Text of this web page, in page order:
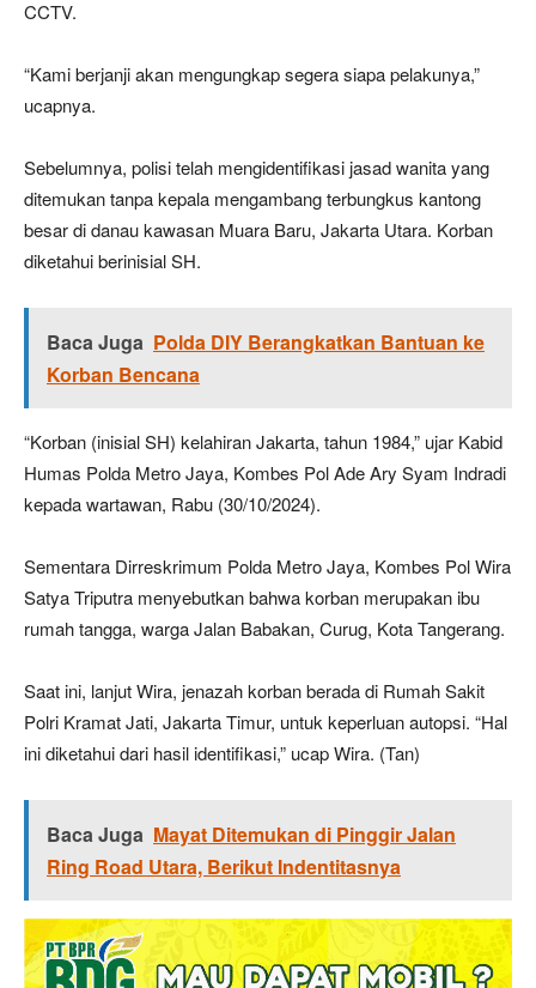
CCTV.
“Kami berjanji akan mengungkap segera siapa pelakunya,”
ucapnya.
Sebelumnya, polisi telah mengidentifikasi jasad wanita yang
ditemukan tanpa kepala mengambang terbungkus kantong
besar di danau kawasan Muara Baru, Jakarta Utara. Korban
diketahui berinisial SH.
Baca Juga Polda DIY Berangkatkan Bantuan ke
Korban Bencana
“Korban (inisial SH) kelahiran Jakarta, tahun 1984,” ujar Kabid
Humas Polda Metro Jaya, Kombes Pol Ade Ary Syam Indradi
kepada wartawan, Rabu (30/10/2024).
Sementara Dirreskrimum Polda Metro Jaya, Kombes Pol Wira
Satya Triputra menyebutkan bahwa korban merupakan ibu
rumah tangga, warga Jalan Babakan, Curug, Kota Tangerang.
Saat ini, lanjut Wira, jenazah korban berada di Rumah Sakit
Polri Kramat Jati, Jakarta Timur, untuk keperluan autopsi. “Hal
ini diketahui dari hasil identifikasi,” ucap Wira. (Tan)
Baca Juga Mayat Ditemukan di Pinggir Jalan
Ring Road Utara, Berikut Indentitasnya